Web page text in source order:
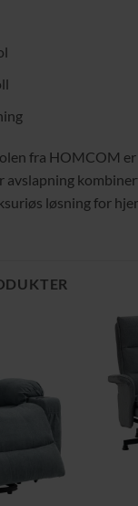
fra HOMCOM
avslapning
løsning for